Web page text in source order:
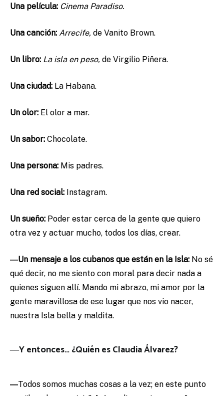
Una película: Cinema Paradiso.
Una canción: Arrecife, de Vanito Brown.
Un libro: La isla en peso, de Virgilio Piñera.
Una ciudad: La Habana.
Un olor: El olor a mar.
Un sabor: Chocolate.
Una persona: Mis padres.
Una red social: Instagram.
Un sueño: Poder estar cerca de la gente que quiero
otra vez y actuar mucho, todos los días, crear.
―Un mensaje a los cubanos que están en la Isla: No sé
qué decir, no me siento con moral para decir nada a
quienes siguen allí. Mando mi abrazo, mi amor por la
gente maravillosa de ese lugar que nos vio nacer,
nuestra Isla bella y maldita.
―Y entonces… ¿Quién es Claudia Álvarez?
―Todos somos muchas cosas a la vez; en este punto